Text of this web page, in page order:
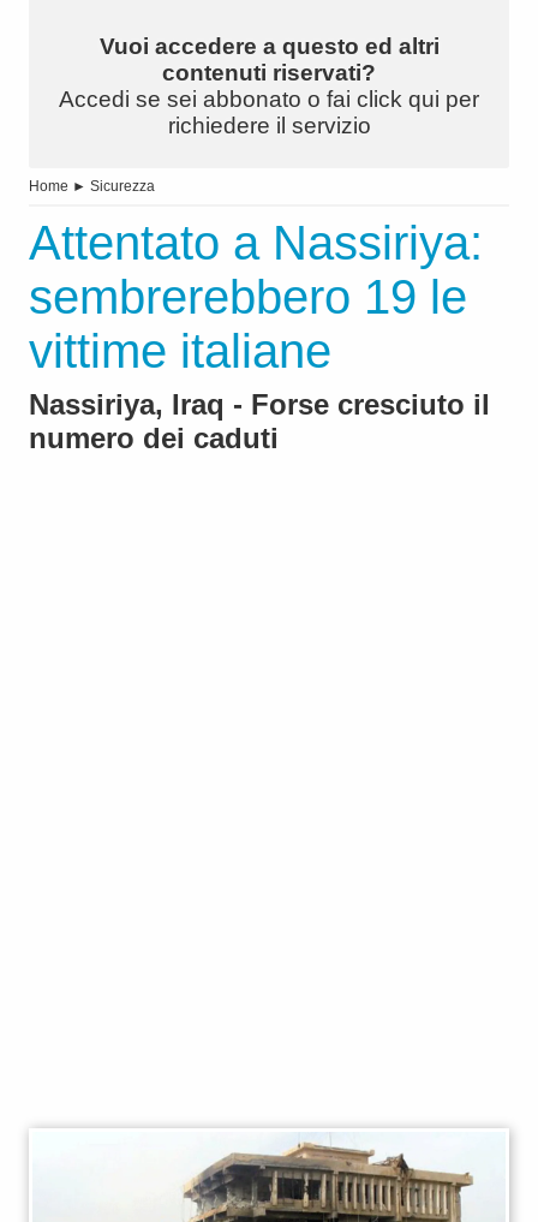
Vuoi accedere a questo ed altri
contenuti riservati?
Accedi se sei abbonato o fai click qui per
richiedere il servizio
Home ► Sicurezza
Attentato a Nassiriya:
sembrerebbero 19 le
vittime italiane
Nassiriya, Iraq - Forse cresciuto il
numero dei caduti